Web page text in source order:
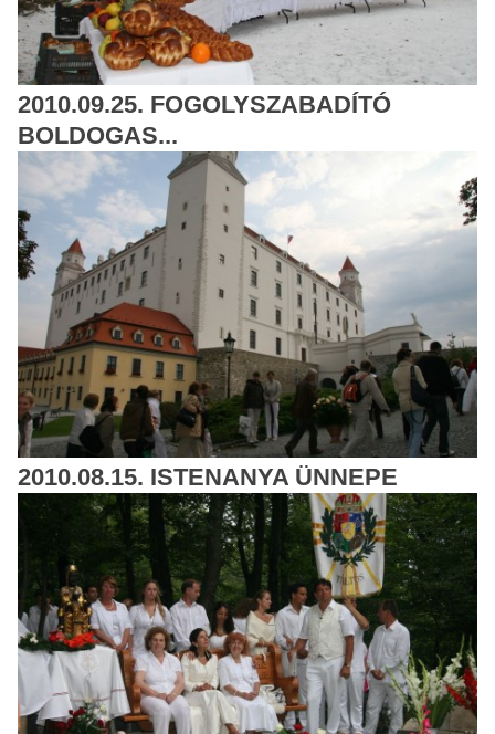
2010.09.25. FOGOLYSZABADÍTÓ
BOLDOGAS...
2010.08.15. ISTENANYA ÜNNEPE